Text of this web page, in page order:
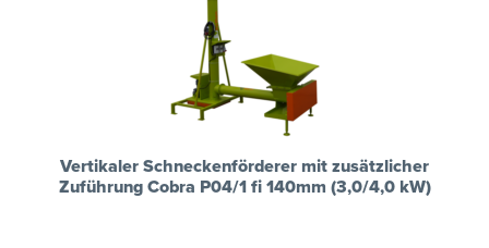
Vertikaler Schneckenförderer mit zusätzlicher
Zuführung Cobra P04/1 fi 140mm (3,0/4,0 kW)